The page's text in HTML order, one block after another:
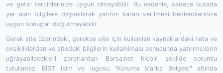
ve getiri tercihlerinize uygun olmayabilir. Bu nedenle, sadece burada
yer alan bilgilere dayanılarak yatırım kararı verilmesi beklentilerinize
uygun sonuçlar doğurmayabilir.
Gerek site üzerindeki, gerekse site için kullanılan kaynaklardaki hata ve
eksikliklerden ve sitedeki bilgilerin kullanılması sonucunda yatırımcıların
uğrayabilecekleri zararlardan Borsa.net hiçbir şekilde sorumlu
tutulamaz. BİST isim ve logosu "Koruma Marka Belgesi" altında